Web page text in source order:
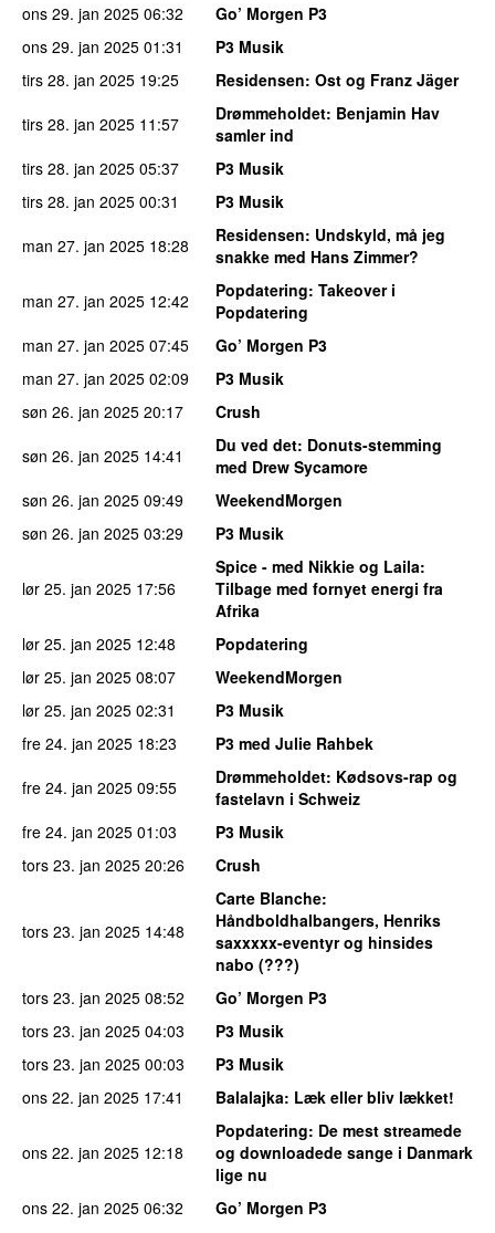
ons 29. jan 2025 06:32
Go’ Morgen P3
ons 29. jan 2025 01:31
P3 Musik
tirs 28. jan 2025 19:25 Residensen: Ost og Franz Jäger
tirs 28. jan 2025 11:57 Drømmeholdet: Benjamin Hav
samler ind
tirs 28. jan 2025 05:37
P3 Musik
tirs 28. jan 2025 00:31
P3 Musik
man 27. jan 2025 18:28 Residensen: Undskyld, må jeg
snakke med Hans Zimmer?
man 27. jan 2025 12:42 Popdatering: Takeover i
Popdatering
man 27. jan 2025 07:45
Go’ Morgen P3
man 27. jan 2025 02:09
P3 Musik
søn 26. jan 2025 20:17
Crush
søn 26. jan 2025 14:41 Du ved det: Donuts-stemming
med Drew Sycamore
søn 26. jan 2025 09:49
WeekendMorgen
søn 26. jan 2025 03:29 P3 Musik
lør 25. jan 2025 17:56
Spice - med Nikkie og Laila:
Tilbage med fornyet energi fra
Afrika
lør 25. jan 2025 12:48
Popdatering
lør 25. jan 2025 08:07
WeekendMorgen
lør 25. jan 2025 02:31
P3 Musik
fre 24. jan 2025 18:23
P3 med Julie Rahbek
fre 24. jan 2025 09:55 Drømmeholdet: Kødsovs-rap og
fastelavn i Schweiz
fre 24. jan 2025 01:03
P3 Musik
tors 23. jan 2025 20:26 Crush
tors 23. jan 2025 14:48
Carte Blanche:
Håndboldhalbangers, Henriks
saxxxxx-eventyr og hinsides
nabo (???)
tors 23. jan 2025 08:52
Go’ Morgen P3
tors 23. jan 2025 04:03
P3 Musik
tors 23. jan 2025 00:03
P3 Musik
ons 22. jan 2025 17:41 Balalajka: Læk eller bliv lækket!
ons 22. jan 2025 12:18
Popdatering: De mest streamede
og downloadede sange i Danmark
lige nu
ons 22. jan 2025 06:32
Go’ Morgen P3